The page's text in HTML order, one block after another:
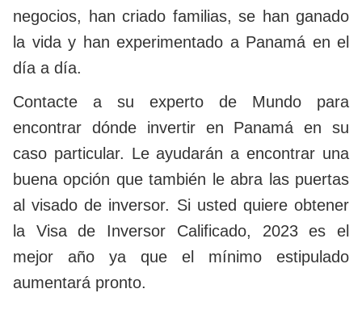
negocios, han criado familias, se han ganado
la vida y han experimentado a Panamá en el
día a día.
Contacte a su experto de Mundo para
encontrar dónde invertir en Panamá en su
caso particular. Le ayudarán a encontrar una
buena opción que también le abra las puertas
al visado de inversor. Si usted quiere obtener
la Visa de Inversor Calificado, 2023 es el
mejor año ya que el mínimo estipulado
aumentará pronto.